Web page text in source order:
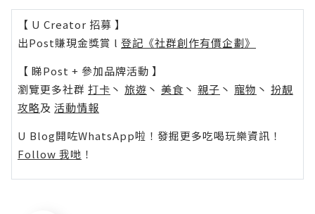
【 U Creator 招募 】
出Post賺現金獎賞 l 登記《社群創作有價企劃》
【 睇Post + 參加品牌活動 】
瀏覽更多社群 打卡 丶 旅遊 丶 美食 丶 親子 丶 寵物 丶 扮靚
攻略及 活動情報
U Blog開咗WhatsApp啦！發掘更多吃喝玩樂資訊！
Follow 我哋 ！